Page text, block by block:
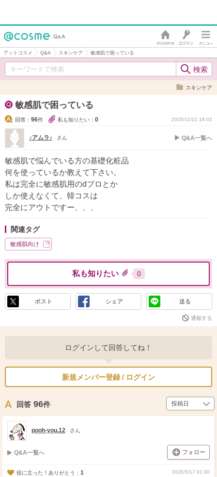
アットコスメ Q&A スキンケア 敏感肌で困っている
スキンケア
敏感肌で困っている
回答： 96件 私も知りたい： 0 2025/12/21 18:02
♪アムラ♪ さん Q&A一覧へ
敏感肌で悩んでいる方の基礎化粧品
何を使っているか教えて下さい。
私は完全に敏感肌用のdプロとか
しか使えなくて、韓コスは
完全にアウトですー、、、
関連タグ
敏感肌向け
私も知りたい 0
ポスト シェア 送る
通報する
ログインして回答してね！
新規メンバー登録 / ログイン
回答 96件
pooh-you.12 さん
Q&A一覧へ フォロー
役に立った！ありがとう： 1 2026/5/17 01:30